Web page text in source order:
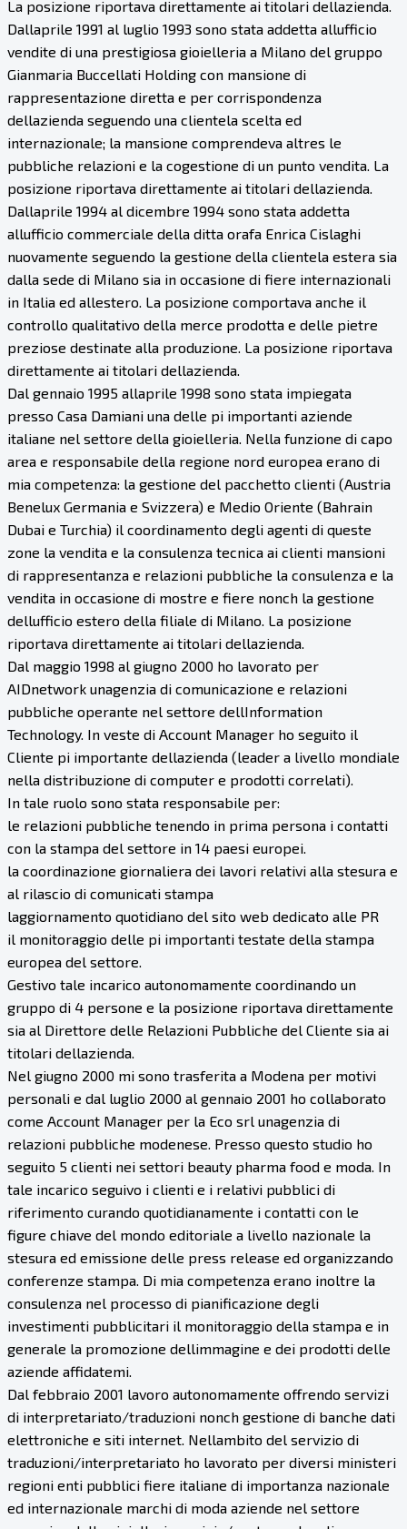
La posizione riportava direttamente ai titolari dellazienda.
Dallaprile 1991 al luglio 1993 sono stata addetta allufficio
vendite di una prestigiosa gioielleria a Milano del gruppo
Gianmaria Buccellati Holding con mansione di
rappresentazione diretta e per corrispondenza
dellazienda seguendo una clientela scelta ed
internazionale; la mansione comprendeva altres le
pubbliche relazioni e la cogestione di un punto vendita. La
posizione riportava direttamente ai titolari dellazienda.
Dallaprile 1994 al dicembre 1994 sono stata addetta
allufficio commerciale della ditta orafa Enrica Cislaghi
nuovamente seguendo la gestione della clientela estera sia
dalla sede di Milano sia in occasione di fiere internazionali
in Italia ed allestero. La posizione comportava anche il
controllo qualitativo della merce prodotta e delle pietre
preziose destinate alla produzione. La posizione riportava
direttamente ai titolari dellazienda.
Dal gennaio 1995 allaprile 1998 sono stata impiegata
presso Casa Damiani una delle pi importanti aziende
italiane nel settore della gioielleria. Nella funzione di capo
area e responsabile della regione nord europea erano di
mia competenza: la gestione del pacchetto clienti (Austria
Benelux Germania e Svizzera) e Medio Oriente (Bahrain
Dubai e Turchia) il coordinamento degli agenti di queste
zone la vendita e la consulenza tecnica ai clienti mansioni
di rappresentanza e relazioni pubbliche la consulenza e la
vendita in occasione di mostre e fiere nonch la gestione
dellufficio estero della filiale di Milano. La posizione
riportava direttamente ai titolari dellazienda.
Dal maggio 1998 al giugno 2000 ho lavorato per
AIDnetwork unagenzia di comunicazione e relazioni
pubbliche operante nel settore dellInformation
Technology. In veste di Account Manager ho seguito il
Cliente pi importante dellazienda (leader a livello mondiale
nella distribuzione di computer e prodotti correlati).
In tale ruolo sono stata responsabile per:
le relazioni pubbliche tenendo in prima persona i contatti
con la stampa del settore in 14 paesi europei.
la coordinazione giornaliera dei lavori relativi alla stesura e
al rilascio di comunicati stampa
laggiornamento quotidiano del sito web dedicato alle PR
il monitoraggio delle pi importanti testate della stampa
europea del settore.
Gestivo tale incarico autonomamente coordinando un
gruppo di 4 persone e la posizione riportava direttamente
sia al Direttore delle Relazioni Pubbliche del Cliente sia ai
titolari dellazienda.
Nel giugno 2000 mi sono trasferita a Modena per motivi
personali e dal luglio 2000 al gennaio 2001 ho collaborato
come Account Manager per la Eco srl unagenzia di
relazioni pubbliche modenese. Presso questo studio ho
seguito 5 clienti nei settori beauty pharma food e moda. In
tale incarico seguivo i clienti e i relativi pubblici di
riferimento curando quotidianamente i contatti con le
figure chiave del mondo editoriale a livello nazionale la
stesura ed emissione delle press release ed organizzando
conferenze stampa. Di mia competenza erano inoltre la
consulenza nel processo di pianificazione degli
investimenti pubblicitari il monitoraggio della stampa e in
generale la promozione dellimmagine e dei prodotti delle
aziende affidatemi.
Dal febbraio 2001 lavoro autonomamente offrendo servizi
di interpretariato/traduzioni nonch gestione di banche dati
elettroniche e siti internet. Nellambito del servizio di
traduzioni/interpretariato ho lavorato per diversi ministeri
regioni enti pubblici fiere italiane di importanza nazionale
ed internazionale marchi di moda aziende nel settore